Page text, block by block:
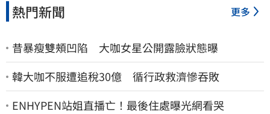
熱門新聞 更多
昔暴瘦雙頰凹陷 大咖女星公開露臉狀態曝
韓大咖不服遭追稅30億 循行政救濟慘吞敗
ENHYPEN站姐直播亡！最後住處曝光網看哭